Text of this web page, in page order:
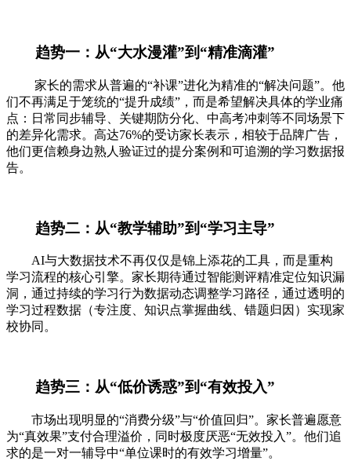
趋势一：从“大水漫灌”到“精准滴灌”
家长的需求从普遍的“补课”进化为精准的“解决问题”。他
们不再满足于笼统的“提升成绩”，而是希望解决具体的学业痛
点：日常同步辅导、关键期防分化、中高考冲刺等不同场景下
的差异化需求。高达76%的受访家长表示，相较于品牌广告，
他们更信赖身边熟人验证过的提分案例和可追溯的学习数据报
告。
趋势二：从“教学辅助”到“学习主导”
AI与大数据技术不再仅仅是锦上添花的工具，而是重构
学习流程的核心引擎。家长期待通过智能测评精准定位知识漏
洞，通过持续的学习行为数据动态调整学习路径，通过透明的
学习过程数据（专注度、知识点掌握曲线、错题归因）实现家
校协同。
趋势三：从“低价诱惑”到“有效投入”
市场出现明显的“消费分级”与“价值回归”。家长普遍愿意
为“真效果”支付合理溢价，同时极度厌恶“无效投入”。他们追
求的是一对一辅导中“单位课时的有效学习增量”。